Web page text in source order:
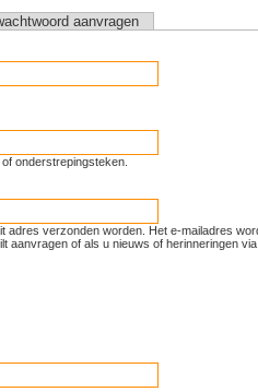
aanvragen
onderstrepingsteken.
adres verzonden worden. Het e-mailadres
aanvragen of als u nieuws of herinneringen